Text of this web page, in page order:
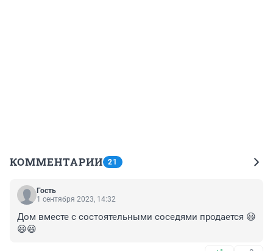
КОММЕНТАРИИ 21
Гость
1 сентября 2023, 14:32
Дом вместе с состоятельными соседями продается 😃
😃😃